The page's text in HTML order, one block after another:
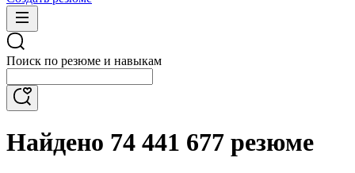
Поиск по резюме и навыкам
Найдено 74 441 677 резюме